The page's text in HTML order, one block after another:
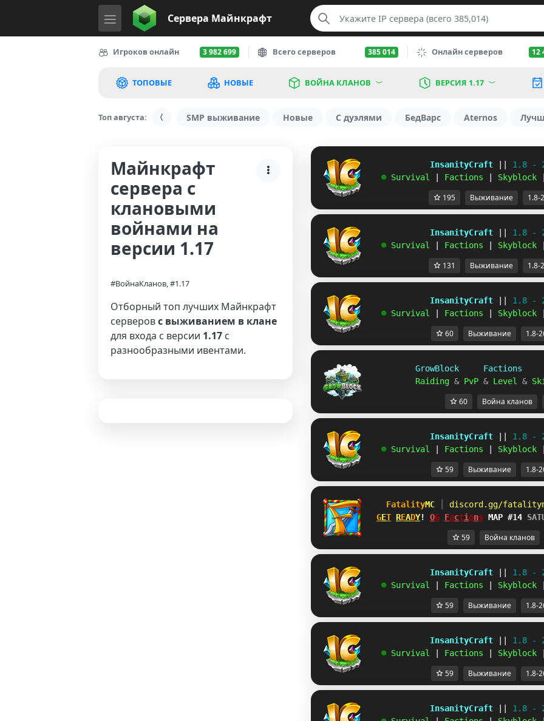
Сервера Майнкрафт
Игроков онлайн 3 982 699 Всего серверов 385 014 Онлайн серверов 12
ТОПОВЫЕ НОВЫЕ ВОЙНА КЛАНОВ ВЕРСИЯ 1.17
Топ августа: SMP выживание Новые С дуэлями БедВарс Aternos
Майнкрафт
сервера с
клановыми
войнами на
версии 1.17
#ВойнаКланов, #1.17
Отборный топ лучших Майнкрафт
серверовс выживанием в клане
для входа с версии 1.17 с
разнообразными ивентами.
InsanityCraft
1.8 -
☻ Survival Factions Skyblock
195 Выживание 1.8-
InsanityCraft
1.8 -
☻ Survival Factions Skyblock
131 Выживание 1.8-
InsanityCraft
1.8 -
☻ Survival Factions Skyblock
60 Выживание 1.8-
GrowBlock     Factions
Raiding & PvP & Level &
60 Война кланов
InsanityCraft
1.8 -
☻ Survival Factions Skyblock
59 Выживание 1.8-
FatalityMC discord.gg/
GET READY! OG Factions MAP #14
59 Война кланов
InsanityCraft
1.8 -
☻ Survival Factions Skyblock
59 Выживание 1.8-
InsanityCraft
1.8 -
☻ Survival Factions Skyblock
59 Выживание 1.8-
InsanityCraft
1.8 -